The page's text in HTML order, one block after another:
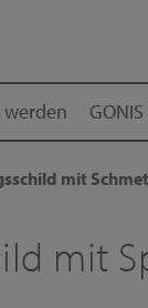
mit
mit